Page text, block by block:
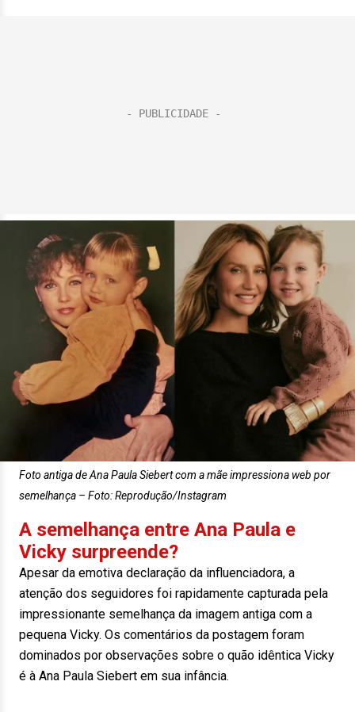
Foto antiga de Ana Paula Siebert com a mãe impressiona web por
semelhança – Foto: Reprodução/Instagram
A semelhança entre Ana Paula e
Vicky surpreende?
Apesar da emotiva declaração da influenciadora, a
atenção dos seguidores foi rapidamente capturada pela
impressionante semelhança da imagem antiga com a
pequena Vicky. Os comentários da postagem foram
dominados por observações sobre o quão idêntica Vicky
é à Ana Paula Siebert em sua infância.